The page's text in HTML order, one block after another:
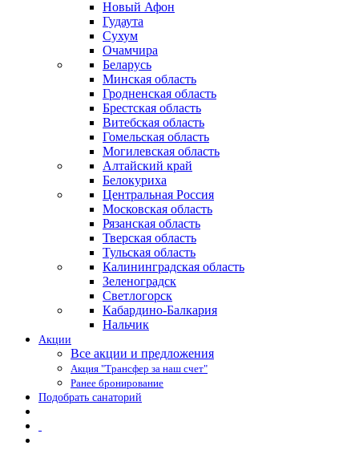
Новый Афон
Гудаута
Сухум
Очамчира
Беларусь
Минская область
Гродненская область
Брестская область
Витебская область
Гомельская область
Могилевская область
Алтайский край
Белокуриха
Центральная Россия
Московская область
Рязанская область
Тверская область
Тульская область
Калининградская область
Зеленоградск
Светлогорск
Кабардино-Балкария
Нальчик
Акции
Все акции и предложения
Акция "Трансфер за наш счет"
Ранее бронирование
Подобрать санаторий